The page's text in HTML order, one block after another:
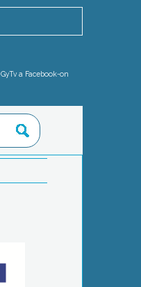
GyTv a Facebook-on